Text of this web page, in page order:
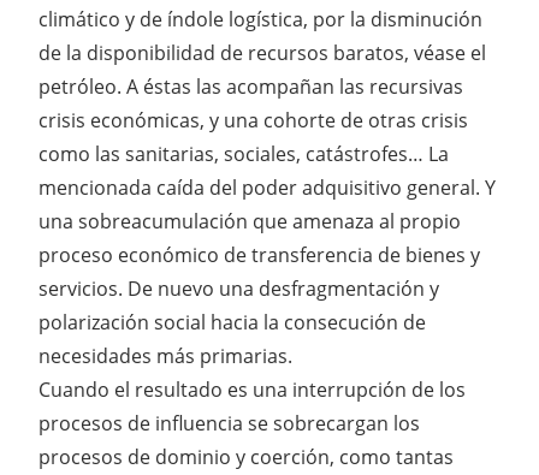
climático y de índole logística, por la disminución
de la disponibilidad de recursos baratos, véase el
petróleo. A éstas las acompañan las recursivas
crisis económicas, y una cohorte de otras crisis
como las sanitarias, sociales, catástrofes… La
mencionada caída del poder adquisitivo general. Y
una sobreacumulación que amenaza al propio
proceso económico de transferencia de bienes y
servicios. De nuevo una desfragmentación y
polarización social hacia la consecución de
necesidades más primarias.
Cuando el resultado es una interrupción de los
procesos de influencia se sobrecargan los
procesos de dominio y coerción, como tantas